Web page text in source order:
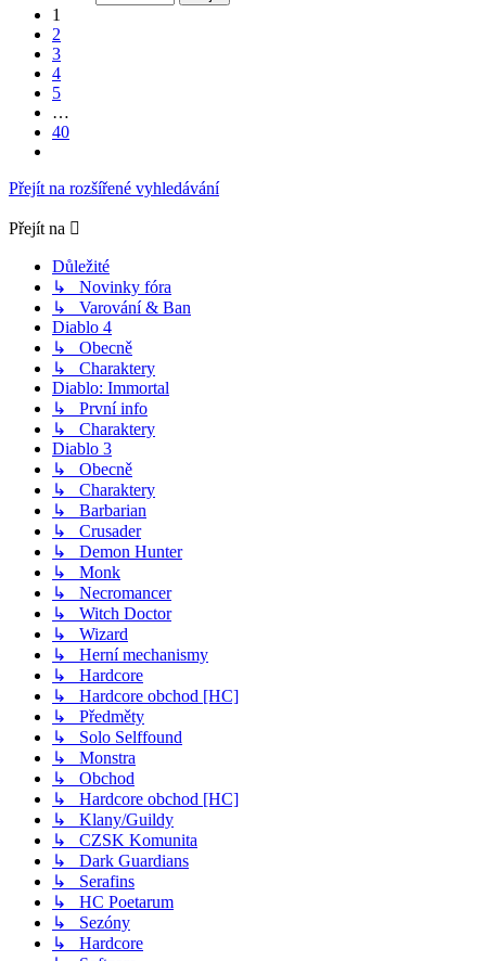
z
40
1
2
3
4
5
…
40
Přejít na rozšířené vyhledávání
Přejít na
Důležité
↳ Novinky fóra
↳ Varování & Ban
Diablo 4
↳ Obecně
↳ Charaktery
Diablo: Immortal
↳ První info
↳ Charaktery
Diablo 3
↳ Obecně
↳ Charaktery
↳ Barbarian
↳ Crusader
↳ Demon Hunter
↳ Monk
↳ Necromancer
↳ Witch Doctor
↳ Wizard
↳ Herní mechanismy
↳ Hardcore
↳ Hardcore obchod [HC]
↳ Předměty
↳ Solo Selffound
↳ Monstra
↳ Obchod
↳ Hardcore obchod [HC]
↳ Klany/Guildy
↳ CZSK Komunita
↳ Dark Guardians
↳ Serafins
↳ HC Poetarum
↳ Sezóny
↳ Hardcore